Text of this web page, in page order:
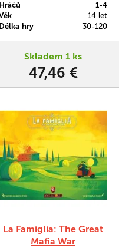
obchodovat i se usazovat v
nových územích mezi Orknejemi
a Irským mořem.
Hráčů
1-4
14 let
Délka hry
30-120
Skladem 1 ks
47,46 €
La Famiglia: The Great
Mafia War